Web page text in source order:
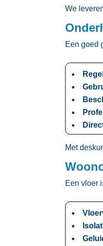
We
Een goed
Met
Een vloer